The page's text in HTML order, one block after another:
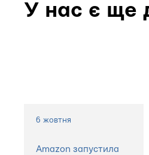
У нас є ще
6 жовтня
Amazon запустила